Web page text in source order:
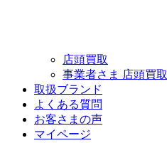
店頭買取
事業者さま 店頭買取
取扱ブランド
よくある質問
お客さまの声
マイページ